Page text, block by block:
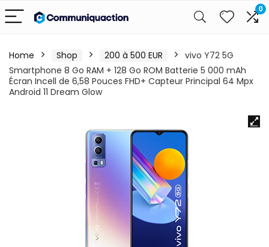
0
Home Shop 200 à 500 EUR
vivo Y72 5G
Smartphone 8 Go RAM + 128 Go ROM Batterie 5 000 mAh
Écran Incell de 6,58 Pouces FHD+ Capteur Principal 64 Mpx
Android 11 Dream Glow